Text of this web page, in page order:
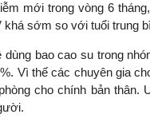
mới trong vòng 6
khá sớm so với tuổi trung
dùng bao cao su trong
Vì thế các chuyên gia
cho chính bản